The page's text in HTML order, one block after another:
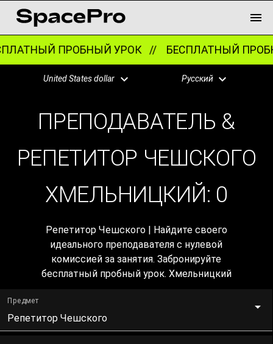
ПРОБНЫЙ УРОК // БЕСПЛАТНЫЙ
United States dollar Русский
ПРЕПОДАВАТЕЛЬ &
РЕПЕТИТОР ЧЕШСКОГО
ХМЕЛЬНИЦКИЙ: 0
Репетитор Чешского | Найдите своего
идеального преподавателя с нулевой
комиссией за занятия. Забронируйте
бесплатный пробный урок. Хмельницкий
Предмет
Репетитор Чешского